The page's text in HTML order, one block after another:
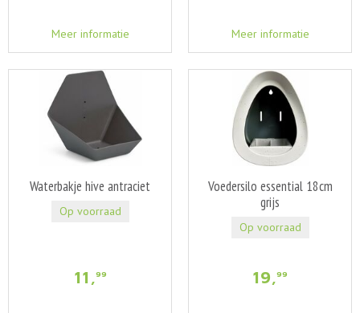
Meer informatie Meer informatie
Waterbakje hive antraciet
11 ,99
Op voorraad
Voedersilo essential 18cm
grijs
19,99
Op voorraad